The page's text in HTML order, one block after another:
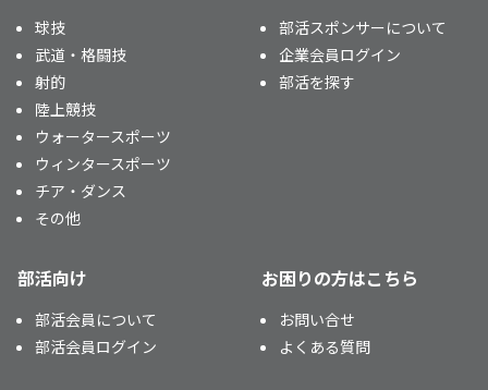
球技
武道・格闘技
射的
陸上競技
ウォータースポーツ
ウィンタースポーツ
チア・ダンス
その他
部活スポンサーについて
企業会員ログイン
部活を探す
部活向け
部活会員について
部活会員ログイン
お困りの方はこちら
お問い合せ
よくある質問